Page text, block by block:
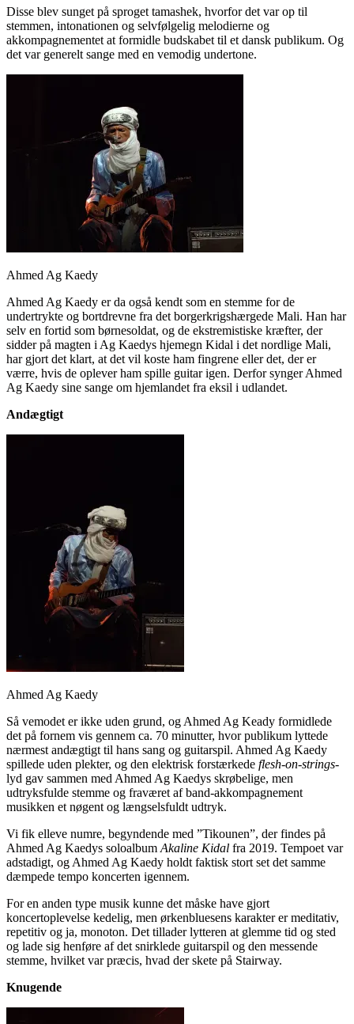
Disse blev sunget på sproget tamashek, hvorfor det var op til
stemmen, intonationen og selvfølgelig melodierne og
akkompagnementet at formidle budskabet til et dansk publikum. Og
det var generelt sange med en vemodig undertone.
Ahmed Ag Kaedy
Ahmed Ag Kaedy er da også kendt som en stemme for de
undertrykte og bortdrevne fra det borgerkrigshærgede Mali. Han har
selv en fortid som børnesoldat, og de ekstremistiske kræfter, der
sidder på magten i Ag Kaedys hjemegn Kidal i det nordlige Mali,
har gjort det klart, at det vil koste ham fingrene eller det, der er
værre, hvis de oplever ham spille guitar igen. Derfor synger Ahmed
Ag Kaedy sine sange om hjemlandet fra eksil i udlandet.
Andægtigt
Ahmed Ag Kaedy
Så vemodet er ikke uden grund, og Ahmed Ag Keady formidlede
det på fornem vis gennem ca. 70 minutter, hvor publikum lyttede
nærmest andægtigt til hans sang og guitarspil. Ahmed Ag Kaedy
spillede uden plekter, og den elektrisk forstærkede flesh-on-strings-
lyd gav sammen med Ahmed Ag Kaedys skrøbelige, men
udtryksfulde stemme og fraværet af band-akkompagnement
musikken et nøgent og længselsfuldt udtryk.
Vi fik elleve numre, begyndende med ”Tikounen”, der findes på
Ahmed Ag Kaedys soloalbum Akaline Kidal fra 2019. Tempoet var
adstadigt, og Ahmed Ag Kaedy holdt faktisk stort set det samme
dæmpede tempo koncerten igennem.
For en anden type musik kunne det måske have gjort
koncertoplevelse kedelig, men ørkenbluesens karakter er meditativ,
repetitiv og ja, monoton. Det tillader lytteren at glemme tid og sted
og lade sig henføre af det snirklede guitarspil og den messende
stemme, hvilket var præcis, hvad der skete på Stairway.
Knugende